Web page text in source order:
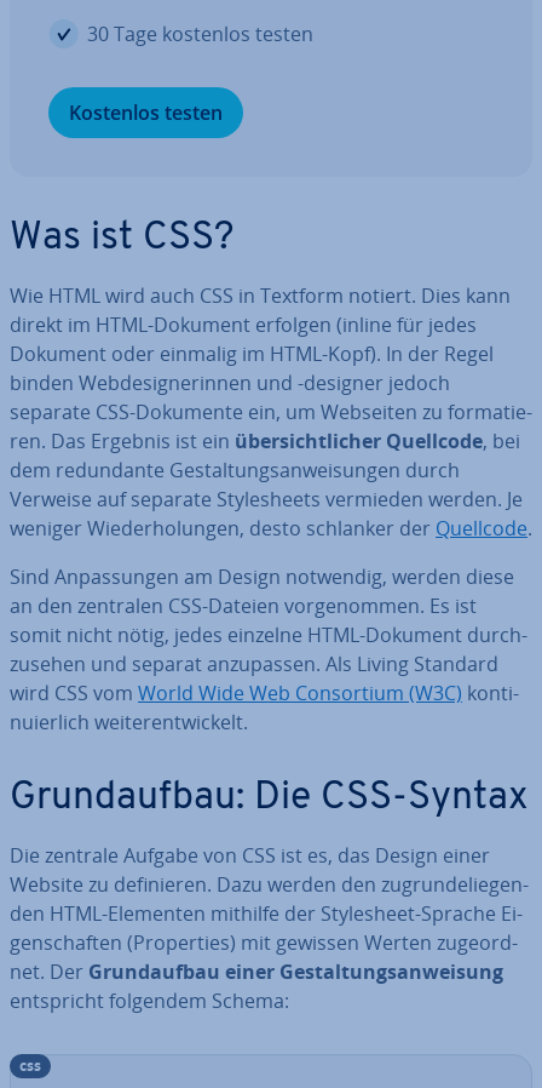
30 Tage kostenlos testen
Kostenlos testen
Was ist CSS?
Wie HTML wird auch CSS in Textform notiert. Dies kann
direkt im HTML-Dokument erfolgen (inline für jedes
Dokument oder einmalig im HTML-Kopf). In der Regel
binden Web­de­si­gne­rin­nen und -designer jedoch
separate CSS-Dokumente ein, um Webseiten zu for­ma­tie­
ren. Das Ergebnis ist ein über­sicht­li­cher Quellcode, bei
dem red­un­dan­te Ge­stal­tungs­an­wei­sun­gen durch
Verweise auf separate Style­sheets vermieden werden. Je
weniger Wie­der­ho­lun­gen, desto schlanker der Quellcode.
Sind An­pas­sun­gen am Design notwendig, werden diese
an den zentralen CSS-Dateien vor­ge­nom­men. Es ist
somit nicht nötig, jedes einzelne HTML-Dokument durch­
zu­se­hen und separat an­zu­pas­sen. Als Living Standard
wird CSS vom World Wide Web Con­sor­ti­um (W3C) kon­ti­
nu­ier­lich wei­ter­ent­wi­ckelt.
Grund­auf­bau: Die CSS-Syntax
Die zentrale Aufgabe von CSS ist es, das Design einer
Website zu de­fi­nie­ren. Dazu werden den zu­grun­de­lie­gen­
den HTML-Elementen mithilfe der Style­sheet-Sprache Ei­
gen­schaf­ten (Pro­per­ties) mit gewissen Werten zu­ge­ord­
net. Der Grund­auf­bau einer Ge­stal­tungs­an­wei­sung
ent­spricht folgendem Schema:
css